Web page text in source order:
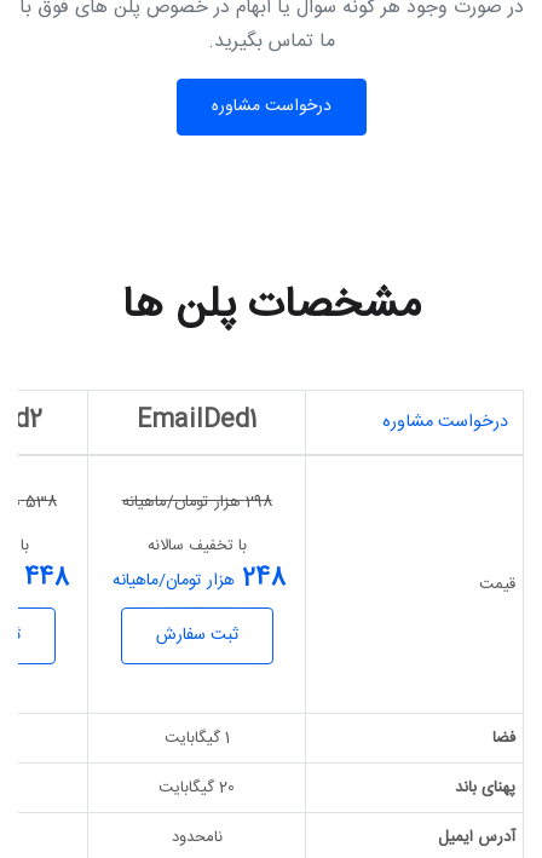
در صورت وجود هر گونه سوال یا ابهام در خصوص پلن های فوق با
ما تماس بگیرید.
درخواست مشاوره
مشخصات پلن ها
درخواست مشاوره EmailDed1
قیمت
298هزار تومان/ماهیانه
با تخفیف سالانه
248 هزار تومان/ماهیانه
ثبت سفارش
538
با
448
فضا 1 گیگابایت
پهنای باند
20 گیگابایت
آدرس ایمیل
نامحدود